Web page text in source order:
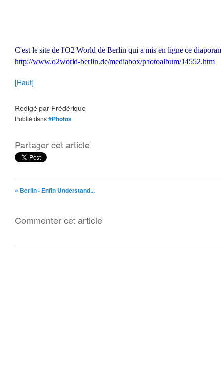
C'est le site de l'O2 World de Berlin qui a mis en ligne ce
http://www.o2world-berlin.de/mediabox/photoalbum/14552.htm
[Haut]
Rédigé par Frédérique
Publié dans#Photos
Partager cet article
« Berlin - Enfin Understand...
Commenter cet article